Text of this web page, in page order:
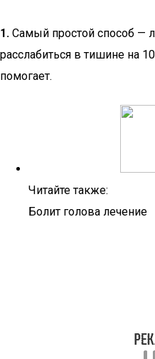
1. Самый простой способ —
расслабиться в тишине на
помогает.
Читайте также:
Болит голова лечение